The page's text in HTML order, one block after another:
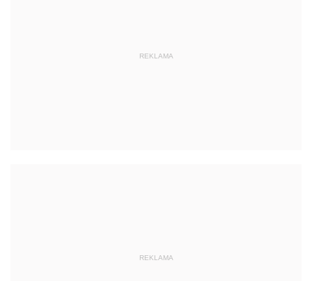
REKLAMA
REKLAMA